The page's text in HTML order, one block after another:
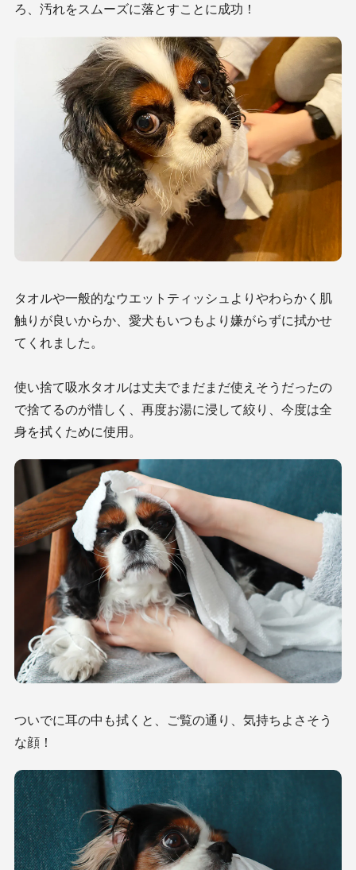
ろ、汚れをスムーズに落とすことに成功！
タオルや一般的なウエットティッシュよりやわらかく肌
触りが良いからか、愛犬もいつもより嫌がらずに拭かせ
てくれました。
使い捨て吸水タオルは丈夫でまだまだ使えそうだったの
で捨てるのが惜しく、再度お湯に浸して絞り、今度は全
身を拭くために使用。
ついでに耳の中も拭くと、ご覧の通り、気持ちよさそう
な顔！